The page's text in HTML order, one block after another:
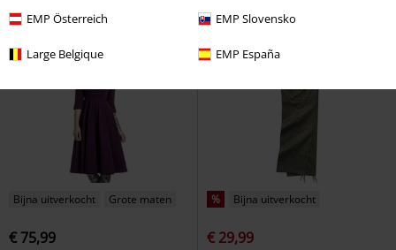
EMP Österreich EMP Slovensko
Large Belgique EMP España
Bijna uitverkocht Grote maten
€ 75,99
% Bijna uitverkocht
€ 29,99